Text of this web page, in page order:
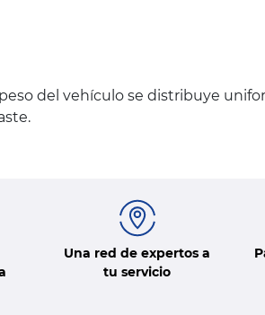
del vehículo se distribuye
Una red de expertos a
tu servicio